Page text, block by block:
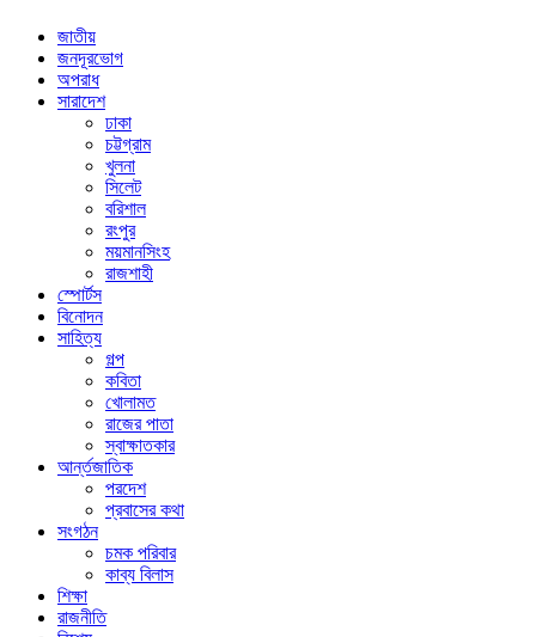
জাতীয়
জনদূরভোগ
অপরাধ
সারাদেশ
ঢাকা
চট্টগ্রাম
খুলনা
সিলেট
বরিশাল
রংপুর
ময়মানসিংহ
রাজশাহী
স্পোর্টস
বিনোদন
সাহিত্য
গল্প
কবিতা
খোলামত
রাজের পাতা
স্বাক্ষাতকার
আর্ন্তজাতিক
পরদেশ
প্রবাসের কথা
সংগঠন
চমক পরিবার
কাব্য বিলাস
শিক্ষা
রাজনীতি